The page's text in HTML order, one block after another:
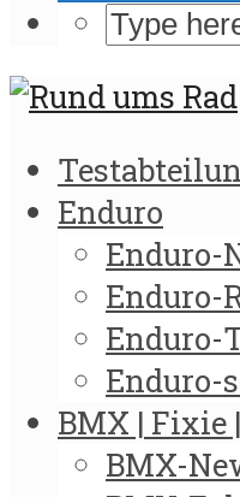
Enduro
Enduro-
Enduro-
Enduro-
Enduro-
BMX | Fixie
BMX-